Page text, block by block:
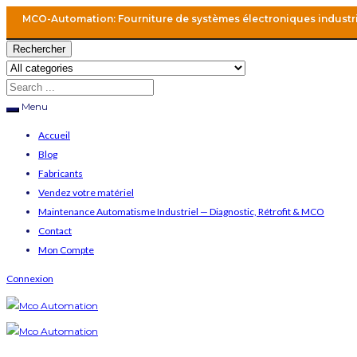
MCO-Automation: Fourniture de systèmes électroniques
Rechercher
Menu
Accueil
Blog
Fabricants
Vendez votre matériel
Maintenance Automatisme Industriel — Diagnostic, Rétrofit & MCO
Contact
Mon Compte
Connexion